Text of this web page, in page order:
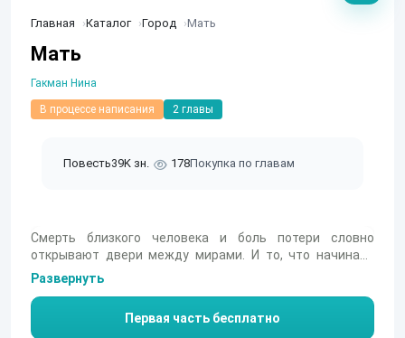
Главная Каталог Город Мать
Мать
Гакман Нина
В процессе написания 2 главы
Повесть39K зн. 178Покупка по главам
Смерть близкого человека и боль потери словно
открывают двери между мирами. И то, что начинает
происходить после, радикально меняет внутренний
мир человека и заставляет его взглянуть на
происходящее уже другими глазами.
Развернуть
Первая часть бесплатно